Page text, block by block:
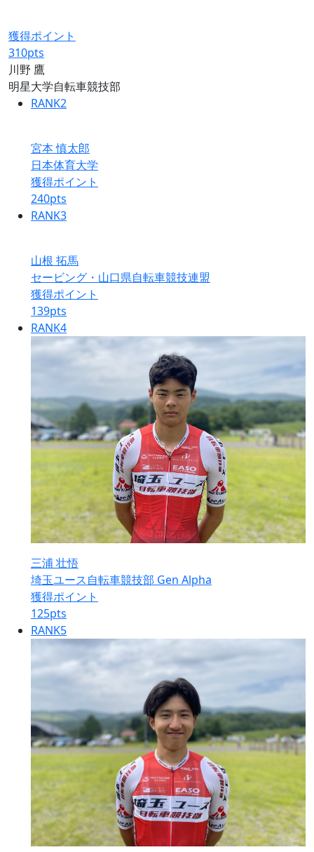
獲得ポイント
310pts
川野 鷹
明星大学自転車競技部
RANK2
宮本 慎太郎
日本体育大学
獲得ポイント
240pts
RANK3
山根 拓馬
セービング・山口県自転車競技連盟
獲得ポイント
139pts
RANK4
三浦 壮悟
埼玉ユース自転車競技部 Gen Alpha
獲得ポイント
125pts
RANK5